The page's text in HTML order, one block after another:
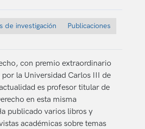
de investigación
Publicaciones
con premio extraordinario
la Universidad Carlos III de
es profesor titular de
en esta misma
publicado varios libros y
académicas sobre temas